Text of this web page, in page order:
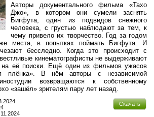
Авторы документального фильма «Тахо
Джо», в котором они сумели заснять
Бигфута, один из подвидов снежного
человека, с грустью наблюдают за тем, к
чему привело их творчество. Год за годом
места, в попытках поймать Бигфута. И
бесследно. Когда это происходит с
кинематографисты не выдерживают
на её поиски. Ещё один из фильмов ужасов
плёнка». В нём авторы с независимой
возвращаются к собственному
«зашёл» зрителям пару лет назад.
Скачать